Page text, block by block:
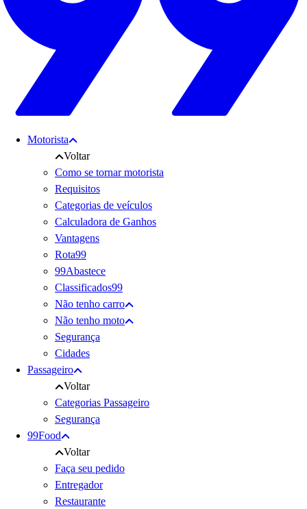
Motorista
Voltar
Como se tornar motorista
Requisitos
Categorias de veículos
Calculadora de Ganhos
Vantagens
Rota99
99Abastece
Classificados99
Não tenho carro
Não tenho moto
Segurança
Cidades
Passageiro
Voltar
Categorias Passageiro
Segurança
99Food
Voltar
Faça seu pedido
Entregador
Restaurante